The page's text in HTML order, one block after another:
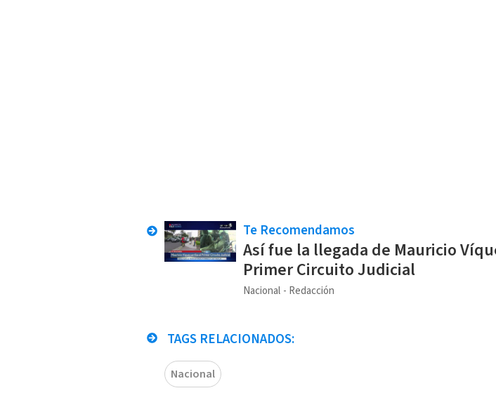
Te Recomendamos
Así fue la llegada de Mauricio
Primer Circuito Judicial
Nacional Redacción
TAGS RELACIONADOS:
Nacional